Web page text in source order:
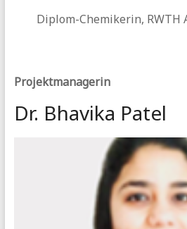
Diplom-Chemikerin, RWTH
Projektmanagerin
Dr. Bhavika Patel